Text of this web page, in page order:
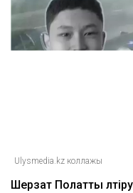
Ulysmedia.kz коллажы
Шерзат Полатты